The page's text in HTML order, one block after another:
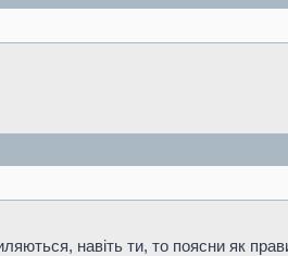
навіть ти, то поясни як